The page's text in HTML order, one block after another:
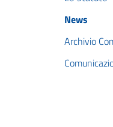
News
Archivio